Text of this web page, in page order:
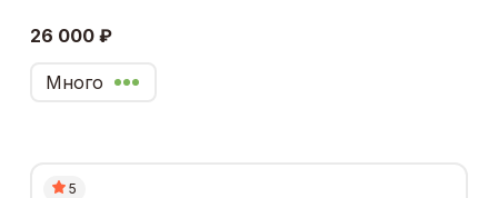
26 000 ₽
Много
5